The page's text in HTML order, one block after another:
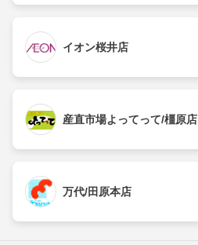
イオン桜井店
産直市場よってって/橿原店
万代/田原本店